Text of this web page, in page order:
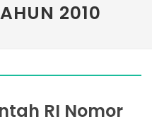
2010
RI Nomor